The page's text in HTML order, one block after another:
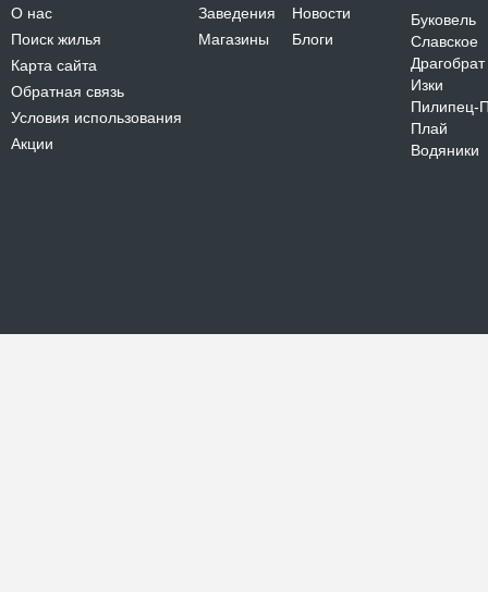
О нас
Поиск жилья
Карта сайта
Обратная связь
Условия использования
Акции
Заведения
Магазины
Новости
Блоги
Буковель
Славское
Драгобрат
Изки
Пилипец-
Плай
Водяники